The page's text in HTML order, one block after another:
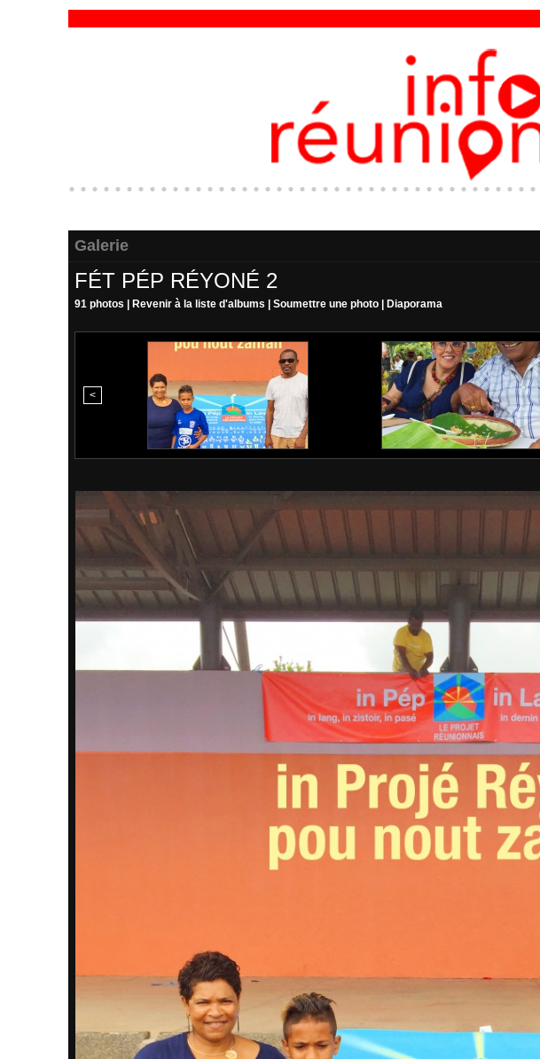
Galerie
FÉT PÉP RÉYONÉ 2
91 photos Revenir à la liste d'albums Soumettre une photo Diaporama
<